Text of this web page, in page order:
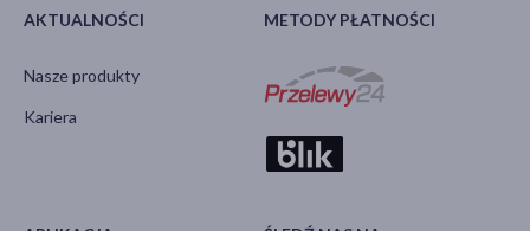
AKTUALNOŚCI
Nasze produkty
Kariera
METODY PŁATNOŚCI